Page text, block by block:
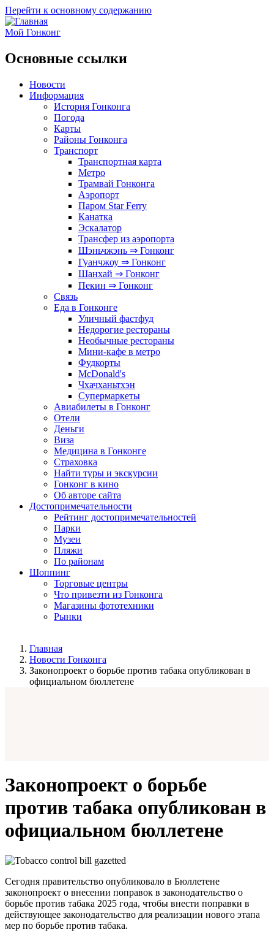
Перейти к основному содержанию
Мой Гонконг
Основные ссылки
Новости
Информация
История Гонконга
Погода
Карты
Районы Гонконга
Транспорт
Транспортная карта
Метро
Трамвай Гонконга
Аэропорт
Паром Star Ferry
Канатка
Эскалатор
Трансфер из аэропорта
Шэньчжэнь ⇒ Гонконг
Гуанчжоу ⇒ Гонконг
Шанхай ⇒ Гонконг
Пекин ⇒ Гонконг
Связь
Еда в Гонконге
Уличный фастфуд
Недорогие рестораны
Необычные рестораны
Мини-кафе в метро
Фудкорты
McDonald's
Чхачханьтхэн
Супермаркеты
Авиабилеты в Гонконг
Отели
Деньги
Виза
Медицина в Гонконге
Страховка
Найти туры и экскурсии
Гонконг в кино
Об авторе сайта
Достопримечательности
Рейтинг достопримечательностей
Парки
Музеи
Пляжи
По районам
Шоппинг
Торговые центры
Что привезти из Гонконга
Магазины фототехники
Рынки
Главная
Новости Гонконга
Законопроект о борьбе против табака опубликован в
официальном бюллетене
Законопроект о борьбе
против табака опубликован в
официальном бюллетене
Сегодня правительство опубликовало в Бюллетене
законопроект о внесении поправок в законодательство о
борьбе против табака 2025 года, чтобы внести поправки в
действующее законодательство для реализации нового этапа
мер по борьбе против табака.